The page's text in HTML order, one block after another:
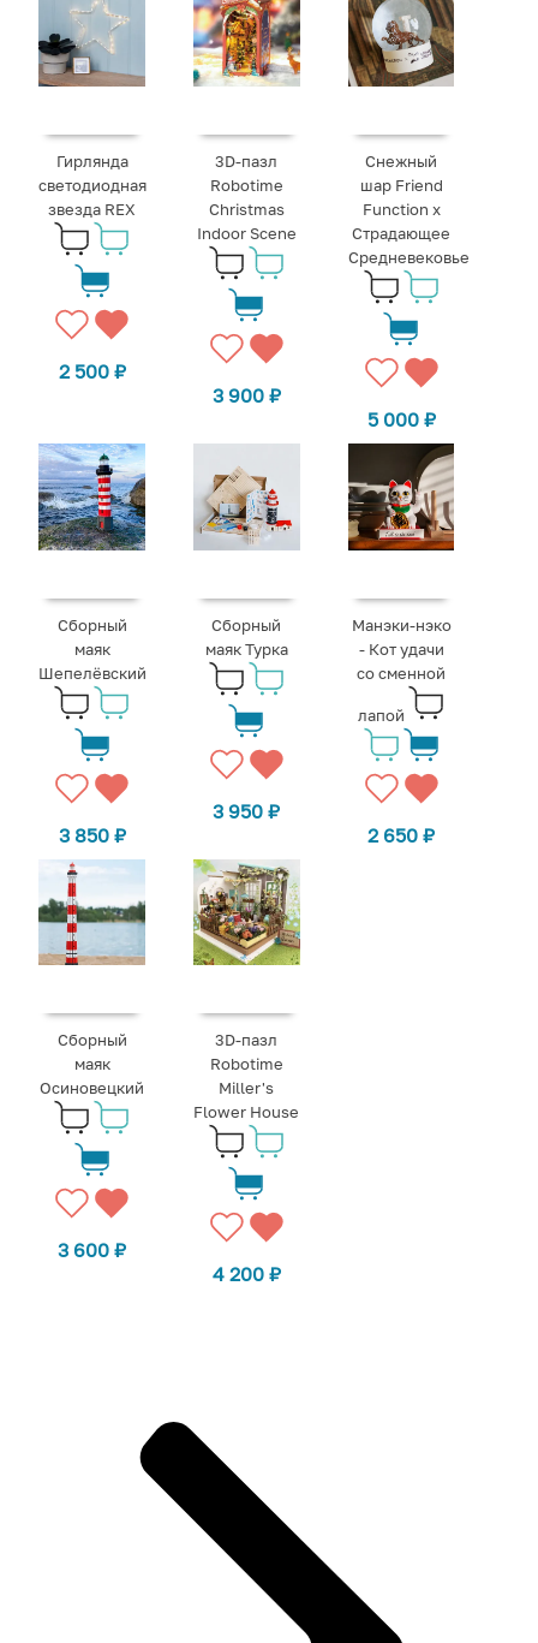
Гирлянда
светодиодная
звезда REX
2 500 ₽
3D-пазл
Robotime
Christmas
Indoor Scene
3 900 ₽
Снежный
шар Friend
Function х
Страдающее
Средневековье
5 000 ₽
Сборный
маяк
Шепелёвский
3 850 ₽
Сборный
маяк Турка
3 950₽
Манэки-нэко
- Кот удачи
со сменной
лапой
2 650₽
Сборный
маяк
Осиновецкий
3 600₽
3D-пазл
Robotime
Miller's
Flower House
4 200 ₽